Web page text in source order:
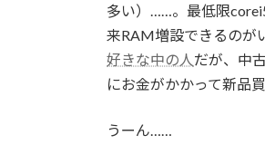
多い）……。最低限
来RAM増設できるのが
好きな中の人 だが、中
にお金がかかって新品
うーん……